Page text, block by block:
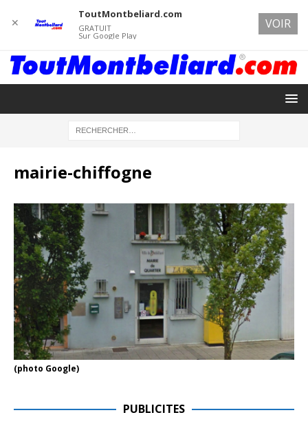
mairie-chiffogne
(photo Google)
PUBLICITES
✕
ToutMontbeliard.com
GRATUIT
Sur Google Play
VOIR